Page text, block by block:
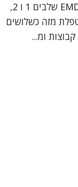
מאוניברסיטת תל אביב, בוגרת לימודי EMDR שלבים 1 ו 2,
מזה כשלושים
ומ...